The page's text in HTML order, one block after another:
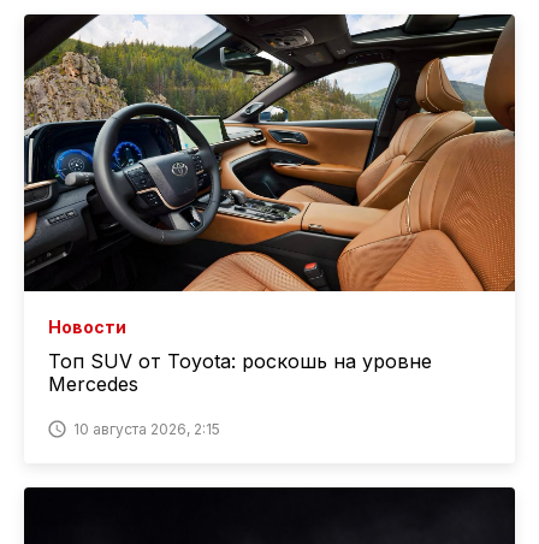
Новости
Топ SUV от Toyota: роскошь на уровне
Mercedes
10 августа 2026, 2:15